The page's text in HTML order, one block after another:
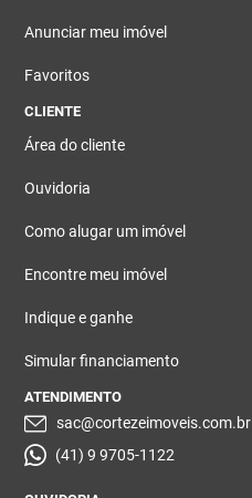
Anunciar meu imóvel
Favoritos
CLIENTE
Área do cliente
Ouvidoria
Como alugar um imóvel
Encontre meu imóvel
Indique e ganhe
Simular financiamento
ATENDIMENTO
sac@cortezeimoveis.com.br
(41) 9 9705-1122